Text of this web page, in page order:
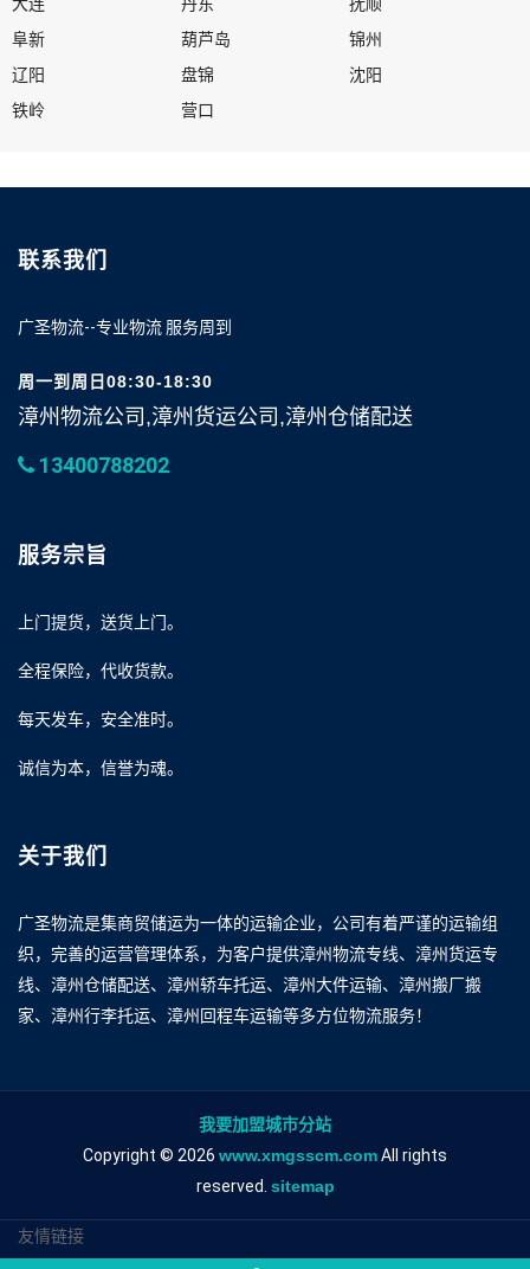
阜新
葫芦岛
锦州
辽阳
盘锦
沈阳
铁岭
营口
联系我们
广圣物流--专业物流 服务周到
周一到周日08:30-18:30
漳州物流公司,漳州货运公司,漳州仓储配送
13400788202
服务宗旨
上门提货，送货上门。
全程保险，代收货款。
每天发车，安全准时。
诚信为本，信誉为魂。
关于我们
广圣物流是集商贸储运为一体的运输企业，公司有着严谨的运输组
织，完善的运营管理体系，为客户提供漳州物流专线、漳州货运专
线、漳州仓储配送、漳州轿车托运、漳州大件运输、漳州搬厂搬
家、漳州行李托运、漳州回程车运输等多方位物流服务！
我要加盟城市分站
Copyright © 2026 www.xmgsscm.comAll rights
reserved. sitemap
友情链接